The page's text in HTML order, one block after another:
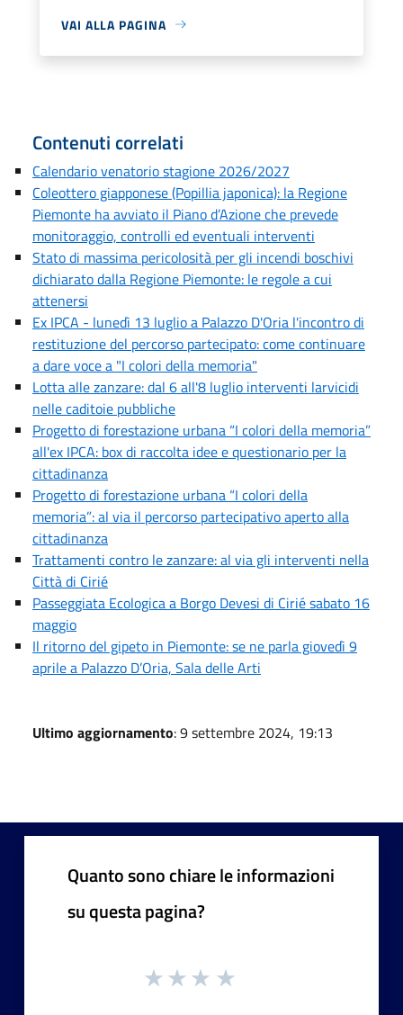
VAI ALLA PAGINA
Contenuti correlati
Calendario venatorio stagione 2026/2027
Coleottero giapponese (Popillia japonica): la Regione
Piemonte ha avviato il Piano d’Azione che prevede
monitoraggio, controlli ed eventuali interventi
Stato di massima pericolosità per gli incendi boschivi
dichiarato dalla Regione Piemonte: le regole a cui
attenersi
Ex IPCA - lunedì 13 luglio a Palazzo D'Oria l'incontro di
restituzione del percorso partecipato: come continuare
a dare voce a "I colori della memoria"
Lotta alle zanzare: dal 6 all'8 luglio interventi larvicidi
nelle caditoie pubbliche
Progetto di forestazione urbana “I colori della memoria”
all'ex IPCA: box di raccolta idee e questionario per la
cittadinanza
Progetto di forestazione urbana “I colori della
memoria”: al via il percorso partecipativo aperto alla
cittadinanza
Trattamenti contro le zanzare: al via gli interventi nella
Città di Cirié
Passeggiata Ecologica a Borgo Devesi di Cirié sabato 16
maggio
Il ritorno del gipeto in Piemonte: se ne parla giovedì 9
aprile a Palazzo D’Oria, Sala delle Arti
Ultimo aggiornamento: 9 settembre 2024, 19:13
Quanto sono chiare le informazioni
su questa pagina?